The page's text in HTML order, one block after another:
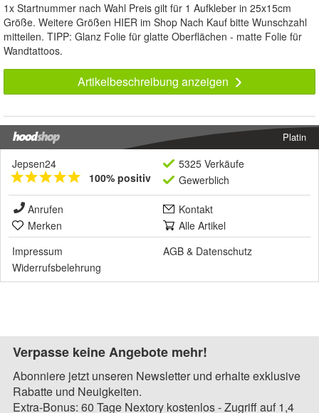
1x Startnummer nach Wahl Preis gilt für 1 Aufkleber in 25x15cm
Größe. Weitere Größen HIER im Shop Nach Kauf bitte Wunschzahl
mitteilen. TIPP: Glanz Folie für glatte Oberflächen - matte Folie für
Wandtattoos.
Artikelbeschreibung anzeigen
Platin
Jepsen24
100% positiv
5325 Verkäufe
Gewerblich
Anrufen
Kontakt
Merken
Alle Artikel
Impressum
AGB & Datenschutz
Widerrufsbelehrung
Verpasse keine Angebote mehr!
Abonniere jetzt unseren Newsletter und erhalte exklusive
Rabatte und Neuigkeiten.
Extra-Bonus: 60 Tage Nextory kostenlos - Zugriff auf 1,4